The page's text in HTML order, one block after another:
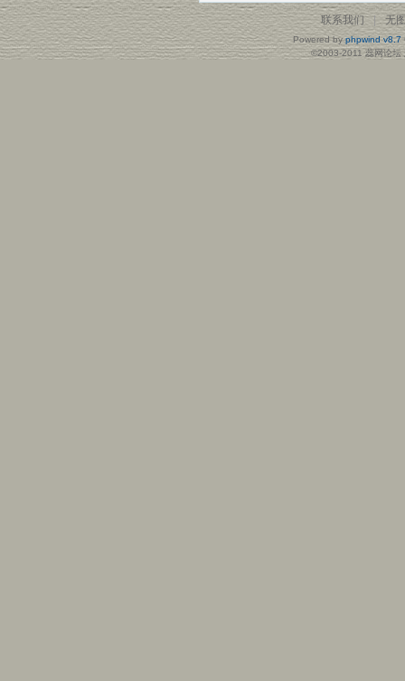
联系我们 | 无
Powered byphpwind v8.7
©2003-2011蕊网论坛